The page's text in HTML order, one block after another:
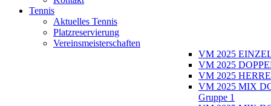
Tennis
Aktuelles Tennis
Platzreservierung
Vereinsmeisterschaften
VM 2025
VM 2025
VM 2025
VM 2025 MIX
Gruppe 1